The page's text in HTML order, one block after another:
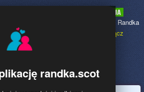
randka.scot
to najpopularniejsza Randka
dołącz